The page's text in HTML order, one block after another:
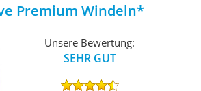
Premium Windeln
Unsere Bewertung:
SEHR GUT